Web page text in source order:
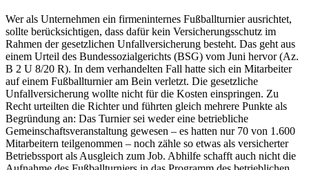
Wer als Unternehmen ein firmeninternes Fußballturnier ausrichtet,
sollte berücksichtigen, dass dafür kein Versicherungsschutz im
Rahmen der gesetzlichen Unfallversicherung besteht. Das geht aus
einem Urteil des Bundessozialgerichts (BSG) vom Juni hervor (Az.
B 2 U 8/20 R). In dem verhandelten Fall hatte sich ein Mitarbeiter
auf einem Fußballturnier am Bein verletzt. Die gesetzliche
Unfallversicherung wollte nicht für die Kosten einspringen. Zu
Recht urteilten die Richter und führten gleich mehrere Punkte als
Begründung an: Das Turnier sei weder eine betriebliche
Gemeinschaftsveranstaltung gewesen – es hatten nur 70 von 1.600
Mitarbeitern teilgenommen – noch zähle so etwas als versicherter
Betriebssport als Ausgleich zum Job. Abhilfe schafft auch nicht die